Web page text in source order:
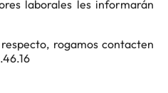
laborales les informarán
rogamos contacten